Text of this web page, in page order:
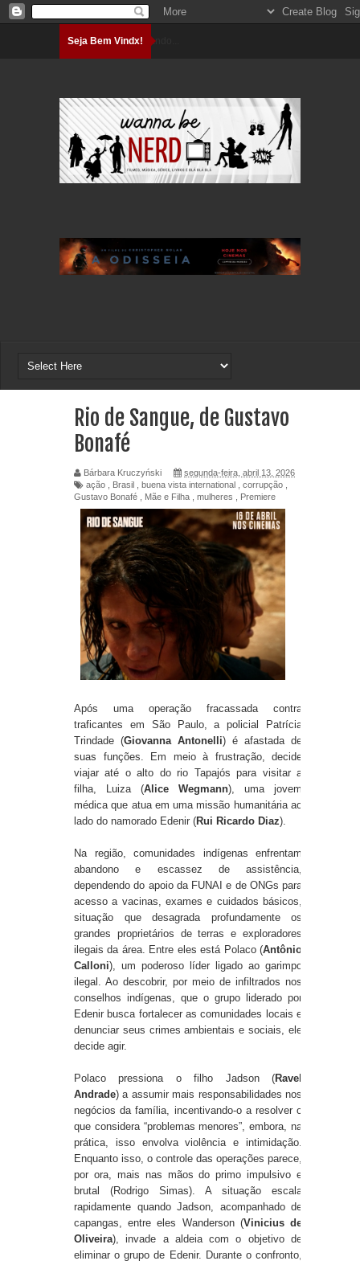
Seja Bem Vindx!Carregando...
Rio de Sangue, de Gustavo
Bonafé
Bárbara Kruczyński
segunda-feira, abril 13, 2026
ação
Brasil buena vista international corrupção
Gustavo Bonafé
Mãe e Filha mulheres Premiere
Após uma operação fracassada contra
traficantes em São Paulo, a policial Patrícia
Trindade (Giovanna Antonelli) é afastada de
suas funções. Em meio à frustração, decide
viajar até o alto do rio Tapajós para visitar a
filha, Luiza (Alice Wegmann), uma jovem
médica que atua em uma missão humanitária ao
lado do namorado Edenir (Rui Ricardo Diaz).
Na região, comunidades indígenas enfrentam
abandono e escassez de assistência,
dependendo do apoio da FUNAI e de ONGs para
acesso a vacinas, exames e cuidados básicos,
situação que desagrada profundamente os
grandes proprietários de terras e exploradores
ilegais da área. Entre eles está Polaco(Antônio
Calloni), um poderoso líder ligado ao garimpo
ilegal. Ao descobrir, por meio de infiltrados nos
conselhos indígenas, que o grupo liderado por
Edenir busca fortalecer as comunidades locais e
denunciar seus crimes ambientais e sociais, ele
decide agir.
Polaco pressiona o filho Jadson(Ravel
Andrade) a assumir mais responsabilidades nos
negócios da família, incentivando-o a resolver o
que considera “problemas menores”, embora, na
prática, isso envolva violência e intimidação.
Enquanto isso, o controle das operações parece,
por ora, mais nas mãos do primo impulsivo e
brutal (Rodrigo Simas). A situação escala
rapidamente quando Jadson, acompanhado de
capangas, entre eles Wanderson(Vinicius de
Oliveira), invade a aldeia com o objetivo de
eliminar o grupo de Edenir. Durante o confronto,